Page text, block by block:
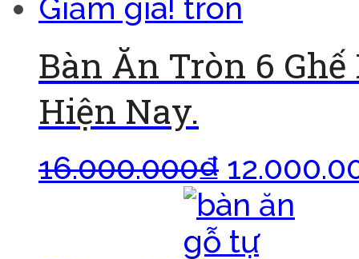
Giảm giá!
Bàn Ăn Tròn 6
Hiện Nay.
16.000.000₫